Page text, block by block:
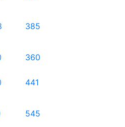
385
360
441
545